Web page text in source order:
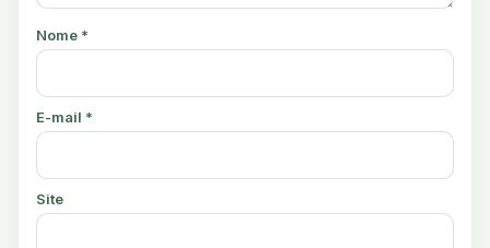
Nome *
E-mail *
Site